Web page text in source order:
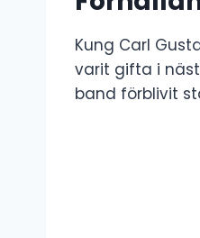
Kung Carl
varit gifta i
band förblivit